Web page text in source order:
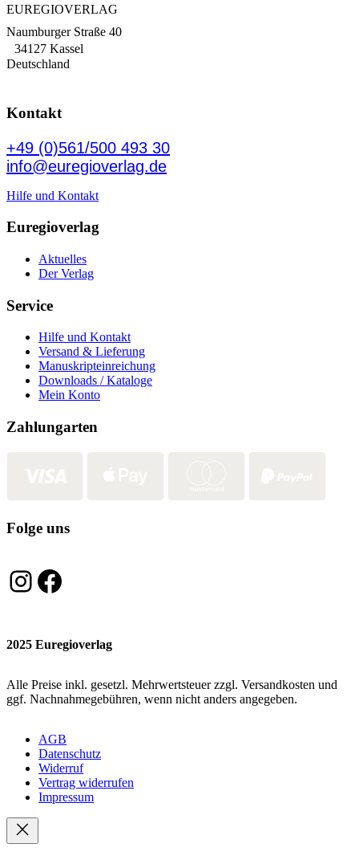
EUREGIOVERLAG
Naumburger Straße 40
34127 Kassel
Deutschland
Kontakt
+49 (0)561/500 493 30
info@euregioverlag.de
Hilfe und Kontakt
Euregioverlag
Aktuelles
Der Verlag
Service
Hilfe und Kontakt
Versand & Lieferung
Manuskripteinreichung
Downloads / Kataloge
Mein Konto
Zahlungarten
Folge uns
Instagram
Facebook
2025 Euregioverlag
Alle Preise inkl. gesetzl. Mehrwertsteuer zzgl. Versandkosten und
ggf. Nachnahmegebühren, wenn nicht anders angegeben.
AGB
Datenschutz
Widerruf
Vertrag widerrufen
Impressum